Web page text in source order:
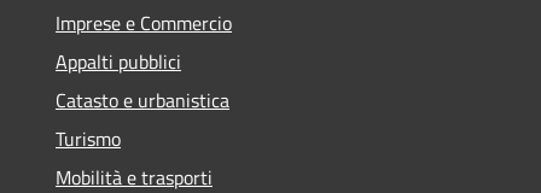
Imprese e Commercio
Appalti pubblici
Catasto e urbanistica
Turismo
Mobilità e trasporti